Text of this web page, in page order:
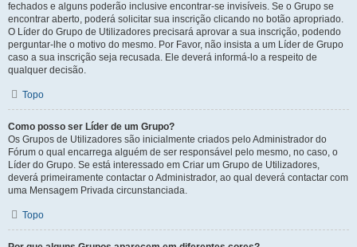
fechados e alguns poderão inclusive encontrar-se invisíveis. Se o Grupo se
encontrar aberto, poderá solicitar sua inscrição clicando no botão apropriado.
O Líder do Grupo de Utilizadores precisará aprovar a sua inscrição, podendo
perguntar-lhe o motivo do mesmo. Por Favor, não insista a um Líder de Grupo
caso a sua inscrição seja recusada. Ele deverá informá-lo a respeito de
qualquer decisão.
Topo
Como posso ser Líder de um Grupo?
Os Grupos de Utilizadores são inicialmente criados pelo Administrador do
Fórum o qual encarrega alguém de ser responsável pelo mesmo, no caso, o
Líder do Grupo. Se está interessado em Criar um Grupo de Utilizadores,
deverá primeiramente contactar o Administrador, ao qual deverá contactar com
uma Mensagem Privada circunstanciada.
Topo